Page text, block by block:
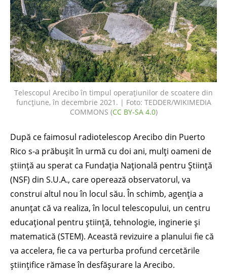
Telescopul Arecibo în timpul operațiunilor de scoatere din
funcțiune, în decembrie 2021. | Foto: TEDDER/WIKIMEDIA
COMMONS (CC BY-SA 4.0)
După ce faimosul radiotelescop Arecibo din Puerto
Rico s-a prăbușit în urmă cu doi ani, mulți oameni de
știință au sperat ca Fundația Națională pentru Știință
(NSF) din S.U.A., care operează observatorul, va
construi altul nou în locul său. În schimb, agenția a
anunțat că va realiza, în locul telescopului, un centru
educațional pentru știință, tehnologie, inginerie și
matematică (STEM). Această revizuire a planului fie că
va accelera, fie ca va perturba profund cercetările
științifice rămase în desfășurare la Arecibo.